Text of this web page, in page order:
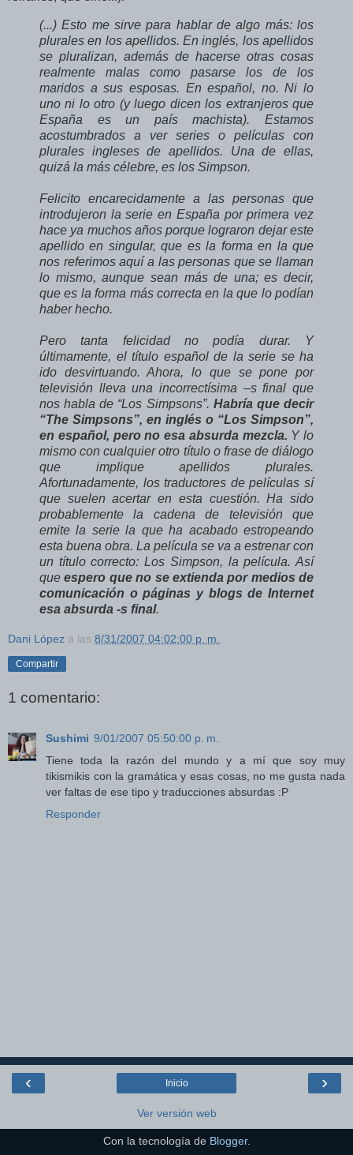
(...) Esto me sirve para hablar de algo más: los
plurales en los apellidos. En inglés, los apellidos
se pluralizan, además de hacerse otras cosas
realmente malas como pasarse los de los
maridos a sus esposas. En español, no. Ni lo
uno ni lo otro (y luego dicen los extranjeros que
España es un país machista). Estamos
acostumbrados a ver series o películas con
plurales ingleses de apellidos. Una de ellas,
quizá la más célebre, es los Simpson.
Felicito encarecidamente a las personas que
introdujeron la serie en España por primera vez
hace ya muchos años porque lograron dejar este
apellido en singular, que es la forma en la que
nos referimos aquí a las personas que se llaman
lo mismo, aunque sean más de una; es decir,
que es la forma más correcta en la que lo podían
haber hecho.
Pero tanta felicidad no podía durar. Y
últimamente, el título español de la serie se ha
ido desvirtuando. Ahora, lo que se pone por
televisión lleva una incorrectísima –s final que
nos habla de “Los Simpsons”. Habría que decir
“The Simpsons”, en inglés o “Los Simpson”,
en español, pero no esa absurda mezcla. Y lo
mismo con cualquier otro título o frase de diálogo
que implique apellidos plurales.
Afortunadamente, los traductores de películas sí
que suelen acertar en esta cuestión. Ha sido
probablemente la cadena de televisión que
emite la serie la que ha acabado estropeando
esta buena obra. La película se va a estrenar con
un título correcto: Los Simpson, la película. Así
queespero que no se extienda por medios de
comunicación o páginas y blogs de Internet
esa absurda -s final.
Dani López a las 8/31/2007 04:02:00 p. m.
Compartir
1 comentario:
Sushimi 9/01/2007 05:50:00 p. m.
Tiene toda la razón del mundo y a mí que soy muy
tikismikis con la gramática y esas cosas, no me gusta nada
ver faltas de ese tipo y traducciones absurdas :P
Responder
‹ ›
Inicio
Ver versión web
Con la tecnología de Blogger.